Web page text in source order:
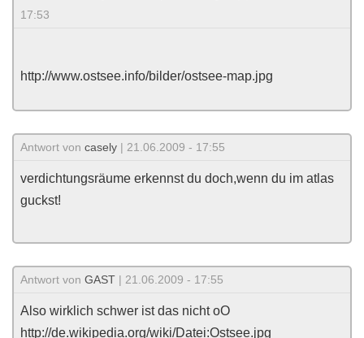
17:53
http://www.ostsee.info/bilder/ostsee-map.jpg
Antwort von casely | 21.06.2009 - 17:55
verdichtungsräume erkennst du doch,wenn du im atlas
guckst!
Antwort von GAST | 21.06.2009 - 17:55
Also wirklich schwer ist das nicht oO
http://de.wikipedia.org/wiki/Datei:Ostsee.jpg